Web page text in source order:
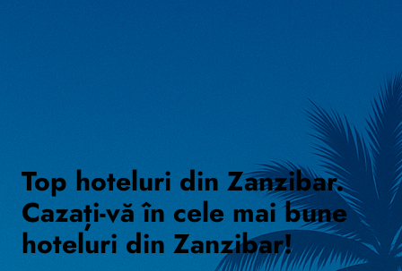
Top hoteluri din Zanzibar.
Cazați-vă în cele mai bune
hoteluri din Zanzibar!